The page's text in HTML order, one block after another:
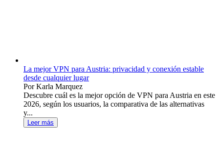
La mejor VPN para Austria: privacidad y conexión estable
desde cualquier lugar
Por Karla Marquez
Descubre cuál es la mejor opción de VPN para Austria en este
2026, según los usuarios, la comparativa de las alternativas
y...
Leer más